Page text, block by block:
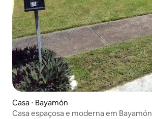
Casa ⋅ Bayamón
Casa espaçosa e moderna em Bayamón